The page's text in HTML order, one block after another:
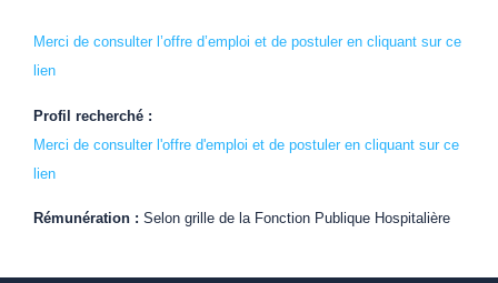
Merci de consulter l’offre d’emploi et de postuler en cliquant sur ce
lien
Profil recherché :
Merci de consulter l'offre d'emploi et de postuler en cliquant sur ce
lien
Rémunération : Selon grille de la Fonction Publique Hospitalière